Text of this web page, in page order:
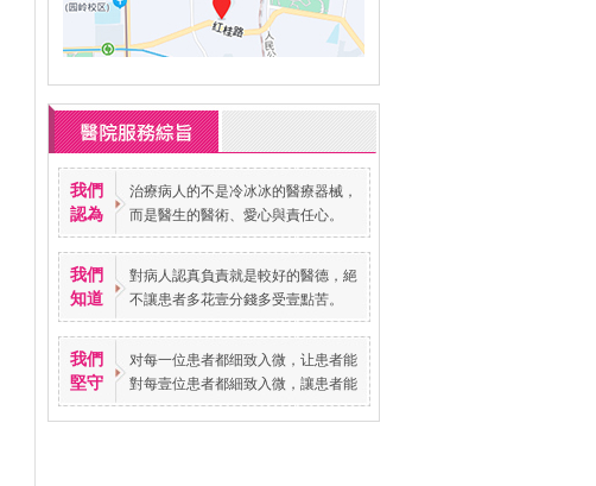
我們
認為
治療病人的不是冷冰冰的醫療器械，
而是醫生的醫術、愛心與責任心。
我們
知道
對病人認真負責就是較好的醫德，絕
不讓患者多花壹分錢多受壹點苦。
我們
堅守
对每一位患者都细致入微，让患者能
對每壹位患者都細致入微，讓患者能